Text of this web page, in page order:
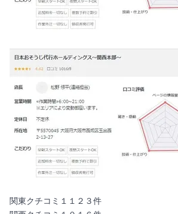
関東クチコミ１１２３件